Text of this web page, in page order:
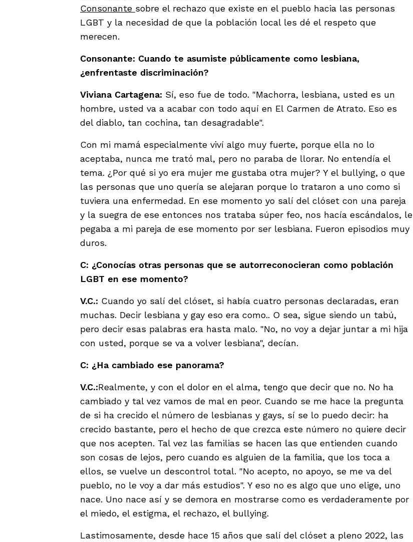
Consonante sobre el rechazo que existe en el pueblo hacia las personas
LGBT y la necesidad de que la población local les dé el respeto que
merecen.
Consonante: Cuando te asumiste públicamente como lesbiana,
¿enfrentaste discriminación?
Viviana Cartagena: Sí, eso fue de todo. "Machorra, lesbiana, usted es un
hombre, usted va a acabar con todo aquí en El Carmen de Atrato. Eso es
del diablo, tan cochina, tan desagradable".
Con mi mamá especialmente viví algo muy fuerte, porque ella no lo
aceptaba, nunca me trató mal, pero no paraba de llorar. No entendía el
tema. ¿Por qué si yo era mujer me gustaba otra mujer? Y el bullying, o que
las personas que uno quería se alejaran porque lo trataron a uno como si
tuviera una enfermedad. En ese momento yo salí del clóset con una pareja
y la suegra de ese entonces nos trataba súper feo, nos hacía escándalos, le
pegaba a mi pareja de ese momento por ser lesbiana. Fueron episodios muy
duros.
C: ¿Conocías otras personas que se autorreconocieran como población
LGBT en ese momento?
V.C.: Cuando yo salí del clóset, si había cuatro personas declaradas, eran
muchas. Decir lesbiana y gay eso era como.. O sea, sigue siendo un tabú,
pero decir esas palabras era hasta malo. "No, no voy a dejar juntar a mi hija
con usted, porque se va a volver lesbiana", decían.
C: ¿Ha cambiado ese panorama?
V.C.:Realmente, y con el dolor en el alma, tengo que decir que no. No ha
cambiado y tal vez vamos de mal en peor. Cuando se me hace la pregunta
de si ha crecido el número de lesbianas y gays, sí se lo puedo decir: ha
crecido bastante, pero el hecho de que crezca este número no quiere decir
que nos acepten. Tal vez las familias se hacen las que entienden cuando
son cosas de lejos, pero cuando es alguien de la familia, que los toca a
ellos, se vuelve un descontrol total. "No acepto, no apoyo, se me va del
pueblo, no le voy a dar más estudios". Y eso no es algo que uno elige, uno
nace. Uno nace así y se demora en mostrarse como es verdaderamente por
el miedo, el estigma, el rechazo, el bullying.
Lastimosamente, desde hace 15 años que salí del clóset a pleno 2022, las